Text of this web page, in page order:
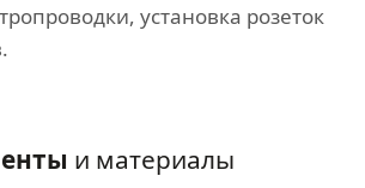
установка розеток
и материалы